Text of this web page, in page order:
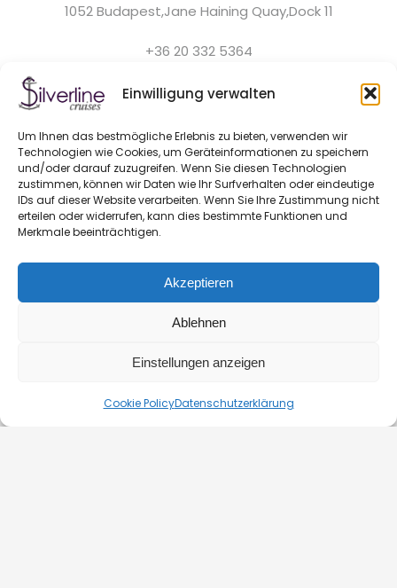
Einwilligung verwalten
Um Ihnen das bestmögliche Erlebnis zu bieten, verwenden wir
Technologien wie Cookies, um Geräteinformationen zu speichern
und/oder darauf zuzugreifen. Wenn Sie diesen Technologien
zustimmen, können wir Daten wie Ihr Surfverhalten oder eindeutige
IDs auf dieser Website verarbeiten. Wenn Sie Ihre Zustimmung nicht
erteilen oder widerrufen, kann dies bestimmte Funktionen und
Merkmale beeinträchtigen.
Akzeptieren
Ablehnen
Einstellungen anzeigen
Cookie PolicyDatenschutzerklärung
1052 Budapest,Jane Haining Quay,Dock 11
+36 20 332 5364
Der Kundenservice ist täglich von 9:0 bis 22:0 Uhr
hello@silver-line.hu
Private Bootsmiete
GENERAL CONTRACT TERMS EFFECTIVE FROM 11.03.2025
BLOG
KONTAKT
© 2026. Silverline-Cruises kft.